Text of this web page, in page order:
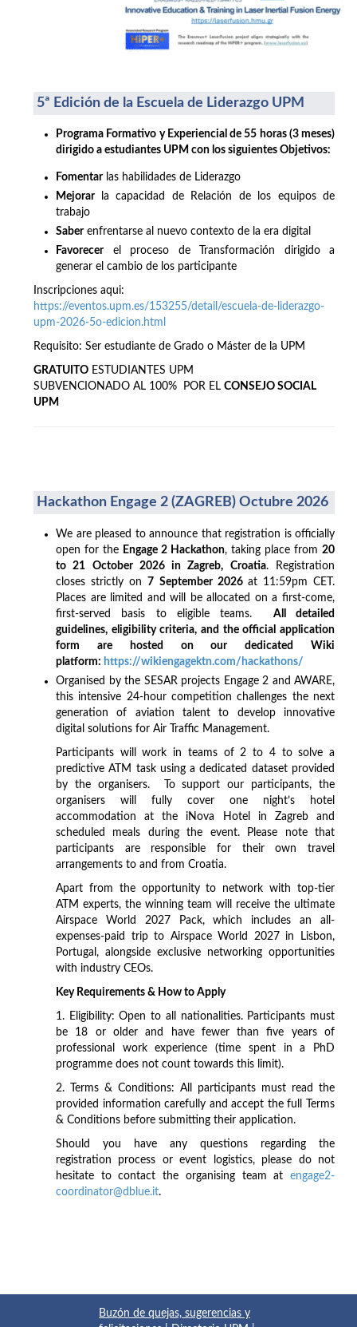
5ª Edición de la Escuela de Liderazgo UPM
Programa Formativo y Experiencial de 55 horas (3 meses)
dirigido a estudiantes UPM con los siguientes Objetivos:
Fomentarlas habilidades de Liderazgo
Mejorar
la capacidad de Relación de los equipos de
trabajo
Saberenfrentarse al nuevo contexto de la era digital
Favorecerel proceso de Transformación dirigido a
generar el cambio de los participante
Inscripciones aqui:
https://eventos.upm.es/153255/detail/escuela-de-liderazgo-
upm-2026-5o-edicion.html
Requisito: Ser estudiante de Grado o Máster de la UPM
GRATUITO ESTUDIANTES UPM
SUBVENCIONADO AL 100% POR EL CONSEJO SOCIAL
UPM
Hackathon Engage 2 (ZAGREB) Octubre 2026
We are pleased to announce that registration is officially
open for the Engage 2 Hackathon, taking place from 20
to 21 October 2026 in Zagreb, Croatia. Registration
closes strictly on7 September 2026 at 11:59pm CET.
Places are limited and will be allocated on a first-come,
first-served basis to eligible teams. All detailed
guidelines, eligibility criteria, and the official application
form are hosted on our dedicated Wiki
platform: https://wikiengagektn.com/hackathons/
Organised by the SESAR projects Engage 2 and AWARE,
this intensive 24-hour competition challenges the next
generation of aviation talent to develop innovative
digital solutions for Air Traffic Management.
Participants will work in teams of 2 to 4 to solve a
predictive ATM task using a dedicated dataset provided
by the organisers. To support our participants, the
organisers will fully cover one night’s hotel
accommodation at the iNova Hotel in Zagreb and
scheduled meals during the event. Please note that
participants are responsible for their own travel
arrangements to and from Croatia.
Apart from the opportunity to network with top-tier
ATM experts, the winning team will receive the ultimate
Airspace World 2027 Pack, which includes an all-
expenses-paid trip to Airspace World 2027 in Lisbon,
Portugal, alongside exclusive networking opportunities
with industry CEOs.
Key Requirements & How to Apply
1. Eligibility: Open to all nationalities. Participants must
be 18 or older and have fewer than five years of
professional work experience (time spent in a PhD
programme does not count towards this limit).
2. Terms & Conditions: All participants must read the
provided information carefully and accept the full Terms
& Conditions before submitting their application.
Should you have any questions regarding the
registration process or event logistics, please do not
hesitate to contact the organising team at engage2-
coordinator@dblue.it.
Buzón de quejas, sugerencias y